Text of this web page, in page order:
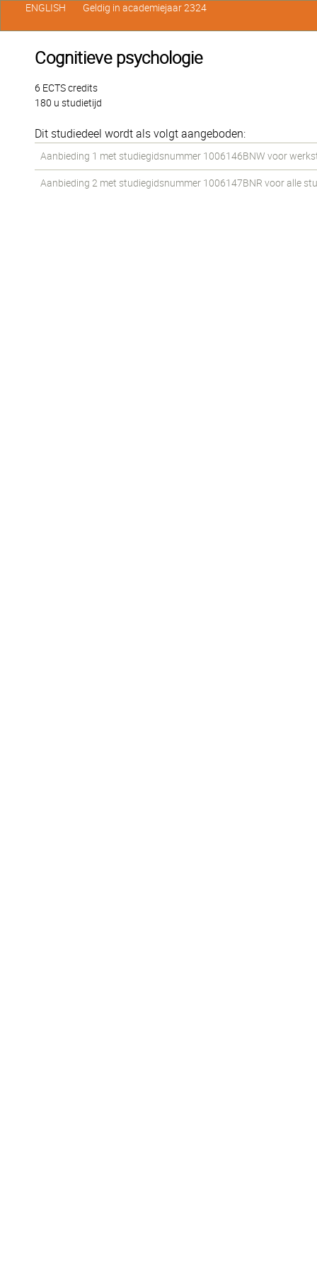
Cognitieve psychologie
6 ECTS credits
180 u studietijd
Dit studiedeel wordt als volgt aangeboden:
Aanbieding 1 met studiegidsnummer 1006146BNW voor
Aanbieding 2 met studiegidsnummer 1006147BNR voor alle
ENGLISH Geldig in academiejaar 2324